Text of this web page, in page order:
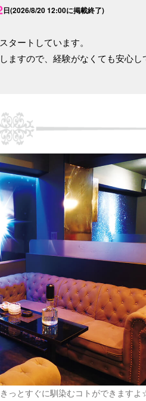
日(2026/8/20 12:00に掲載終了)
タートしています。
ますので、経験がなくても安心し
っとすぐに馴染むコトができます